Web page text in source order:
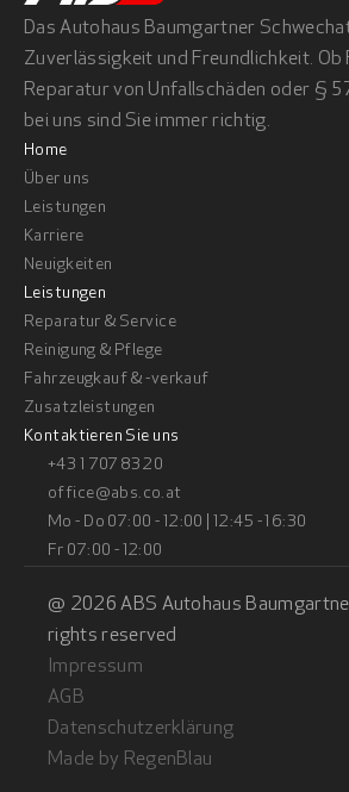
Das Autohaus Baumgartner
Zuverlässigkeit und Freundlichkeit. Ob
Reparatur von Unfallschäden oder §
bei uns sind Sie immer richtig.
Home
Über uns
Leistungen
Karriere
Neuigkeiten
Leistungen
Reparatur & Service
Reinigung & Pflege
Fahrzeugkauf & -verkauf
Zusatzleistungen
Kontaktieren Sie uns
+43 1 707 83 20
office@abs.co.at
Mo - Do 07:00 - 12:00 | 12:45 - 16:30
Fr 07:00 - 12:00
@ 2026 ABS Autohaus
rights reserved
Impressum
AGB
Datenschutzerklärung
Made by RegenBlau